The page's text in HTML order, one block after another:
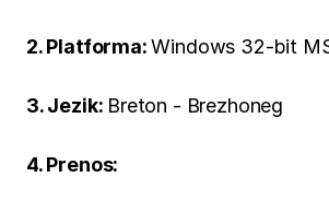
2. Platforma:Windows 32-bit
3. Jezik: Breton - Brezhoneg
4. Prenos: